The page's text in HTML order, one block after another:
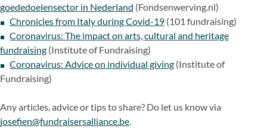
goededoelensector in Nederland (Fondsenwerving.nl)
Chronicles from Italy during Covid-19 (101 fundraising)
Coronavirus: The impact on arts, cultural and heritage
fundraising (Institute of Fundraising)
Coronavirus: Advice on individual giving (Institute of
Fundraising)
Any articles, advice or tips to share? Do let us know via
josefien@fundraisersalliance.be.